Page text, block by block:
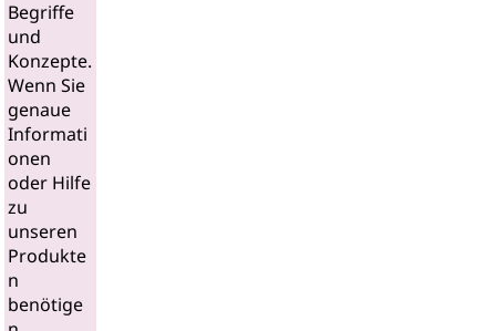
Begriffe
und
Konzepte.
Wenn Sie
genaue
Informati
onen
oder Hilfe
zu
unseren
Produkte
n
benötige